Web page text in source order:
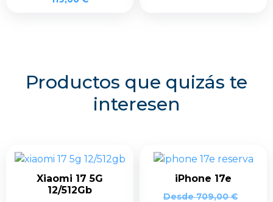
Productos que quizás te
interesen
Xiaomi 17 5G
12/512Gb
iPhone 17e
Desde709,00€